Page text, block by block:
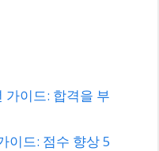
이드: 합격을 부
이드: 점수 향상 5